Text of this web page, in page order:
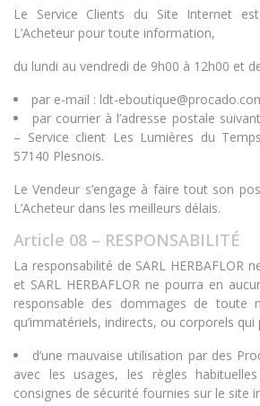
Le Service Clients du Site Internet
L’Acheteur pour toute information,
du lundi au vendredi de 9h00 à 12h00 et
par e-mail : ldt-
par courrier à l’adresse postale
– Service client Les Lumières du
57140 Plesnois.
Le Vendeur s’engage à faire tout son
L’Acheteur dans les meilleurs délais.
Article 08 – RESPONSABILITÉ
La responsabilité de SARL HERBAFLOR
et SARL HERBAFLOR ne pourra en
responsable des dommages de toute
qu’immatériels, indirects, ou corporels
d’une mauvaise utilisation par des
avec les usages, les règles
consignes de sécurité fournies sur le site